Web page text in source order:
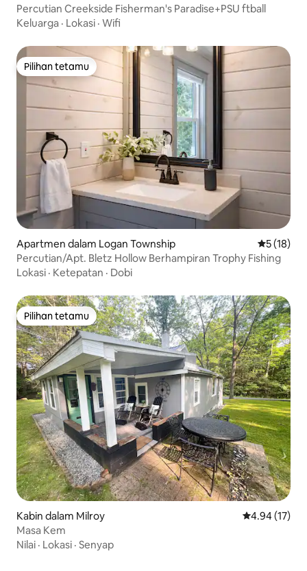
Percutian Creekside Fisherman's Paradise+PSU ftball
Keluarga · Lokasi · Wifi
Pilihan tetamu
Pilihan tetamu
Apartmen dalam Logan Township
5 (18)
Percutian/Apt. Bletz Hollow Berhampiran Trophy Fishing
Lokasi · Ketepatan · Dobi
Pilihan tetamu
Pilihan tetamu
Kabin dalam Milroy Penarafan
4.94 (17)
Masa Kem
Nilai · Lokasi · Senyap